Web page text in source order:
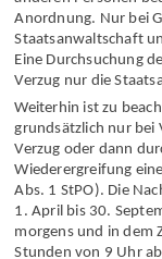
anderen Personen
Anordnung. Nur bei
Staatsanwaltschaft
Eine Durchsuchung
Weiterhin ist zu
grundsätzlich nur bei
Verzug oder dann
Wiederergreifung
Abs. 1 StPO). Die
1. April bis 30.
morgens und in dem